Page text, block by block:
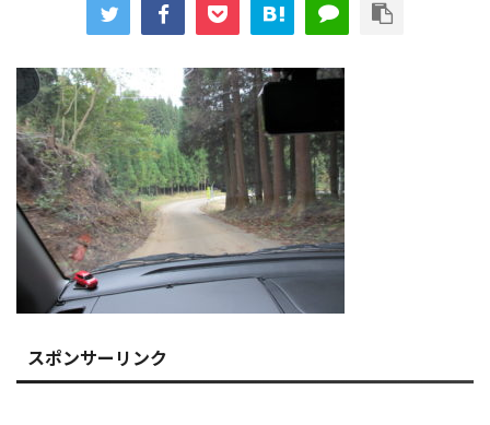
スポンサーリンク